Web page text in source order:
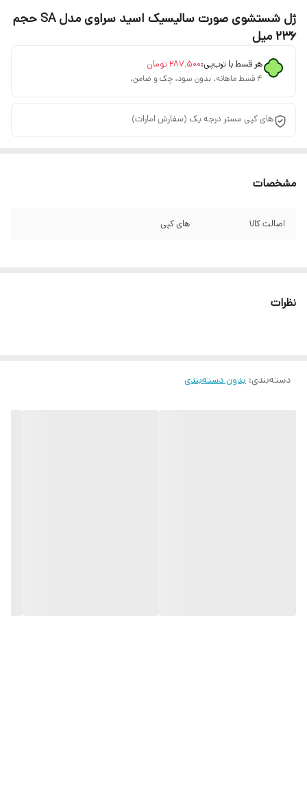
ژل شستشوی صورت سالیسیک اسید سراوی مدل SA حجم
236 میل
هر قسط با ترب‌پی:۲۸۷٬۵۰۰ تومان
۴ قسط ماهانه. بدون سود، چک و ضامن.
های کپی مستر درجه یک (سفارش امارات)
مشخصات
اصالت کالا های کپی
نظرات
دسته‌بندی: بدون دسته‌بندی